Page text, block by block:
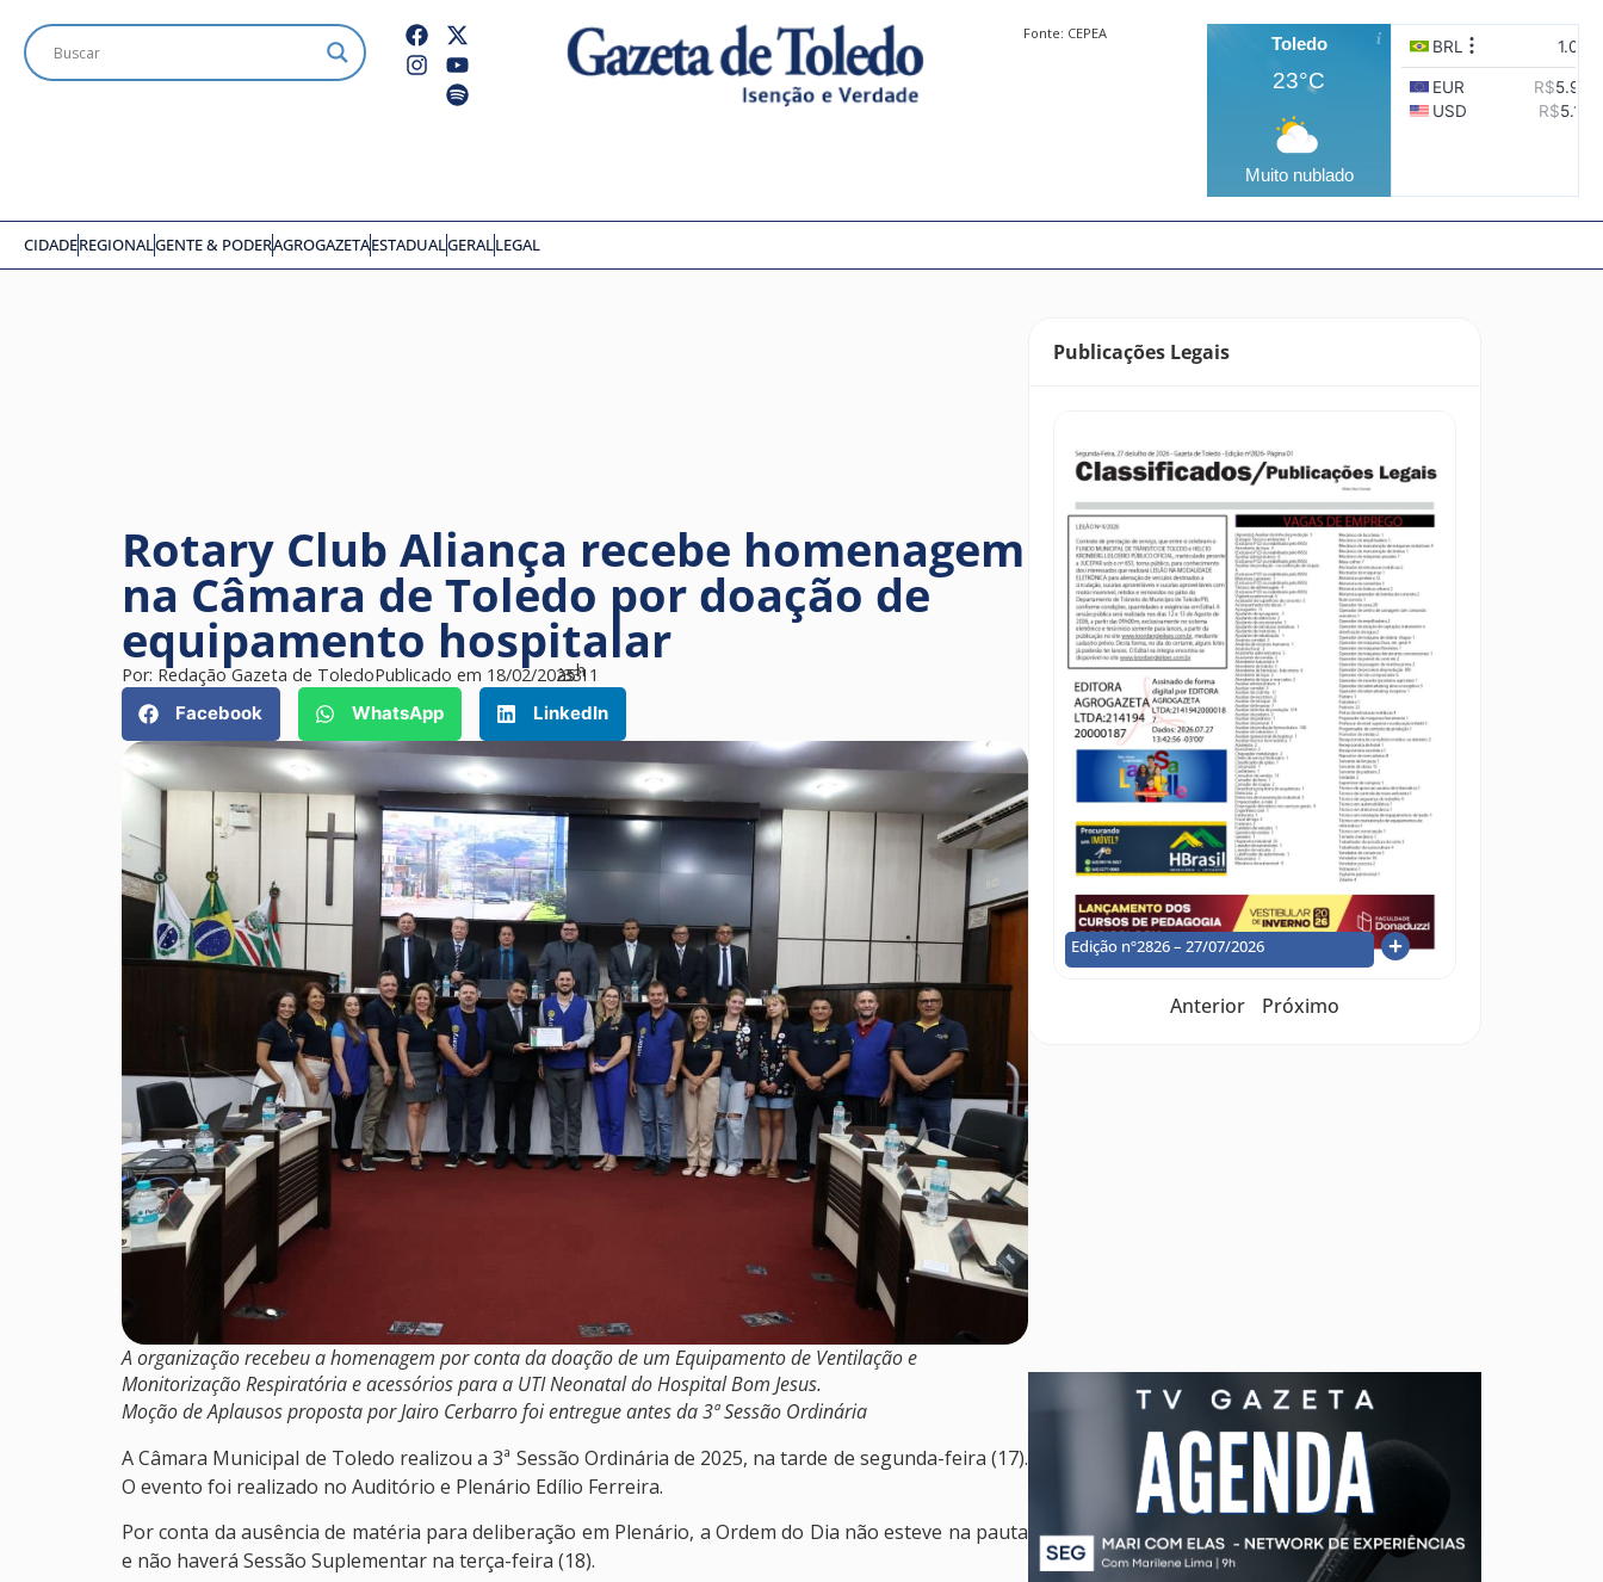
Fonte: CEPEA
Toledo
23°C
Muito nublado
CIDADEREGIONALGENTE & PODERAGROGAZETAESTADUALGERALLEGAL
Rotary Club Aliança recebe homenagem
na Câmara de Toledo por doação de
equipamento hospitalar
Por: Redação Gazeta de ToledoPublicado em 18/02/2025
às11
h
33
Facebook
WhatsApp LinkedIn
A organização recebeu a homenagem por conta da doação de um Equipamento de Ventilação e
Monitorização Respiratória e acessórios para a UTI Neonatal do Hospital Bom Jesus.
Moção de Aplausos proposta por Jairo Cerbarro foi entregue antes da 3ª Sessão Ordinária
A Câmara Municipal de Toledo realizou a 3ª Sessão Ordinária de 2025, na tarde de segunda-feira (17).
O evento foi realizado no Auditório e Plenário Edílio Ferreira.
Por conta da ausência de matéria para deliberação em Plenário, a Ordem do Dia não esteve na pauta
e não haverá Sessão Suplementar na terça-feira (18).
Publicações Legais
Edição nº2826 – 27/07/2026
Anterior Próximo